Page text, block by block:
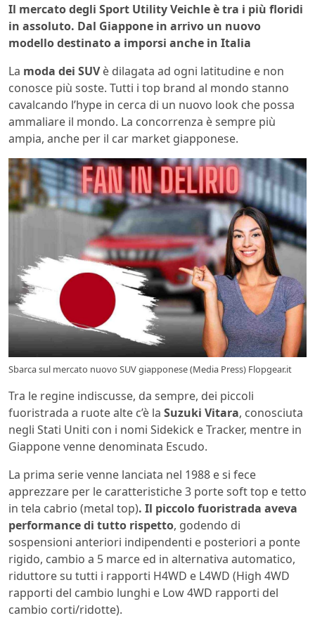
Il mercato degli Sport Utility Veichle è tra i più floridi
in assoluto. Dal Giappone in arrivo un nuovo
modello destinato a imporsi anche in Italia
La moda dei SUVè dilagata ad ogni latitudine e non
conosce più soste. Tutti i top brand al mondo stanno
cavalcando l’hype in cerca di un nuovo look che possa
ammaliare il mondo. La concorrenza è sempre più
ampia, anche per il car market giapponese.
Sbarca sul mercato nuovo SUV giapponese (Media Press) Flopgear.it
Tra le regine indiscusse, da sempre, dei piccoli
fuoristrada a ruote alte c’è la Suzuki Vitara, conosciuta
negli Stati Uniti con i nomi Sidekick e Tracker, mentre in
Giappone venne denominata Escudo.
La prima serie venne lanciata nel 1988 e si fece
apprezzare per le caratteristiche 3 porte soft top e tetto
in tela cabrio (metal top). Il piccolo fuoristrada aveva
performance di tutto rispetto, godendo di
sospensioni anteriori indipendenti e posteriori a ponte
rigido, cambio a 5 marce ed in alternativa automatico,
riduttore su tutti i rapporti H4WD e L4WD (High 4WD
rapporti del cambio lunghi e Low 4WD rapporti del
cambio corti/ridotte).